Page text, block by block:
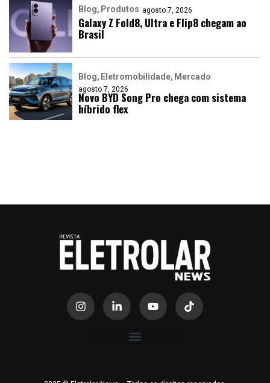
Blog Produtos agosto 7, 2026
Galaxy Z Fold8, Ultra e Flip8 chegam ao
Brasil
Blog Eletromobilidade Mercado
agosto 7, 2026
Novo BYD Song Pro chega com sistema
híbrido flex